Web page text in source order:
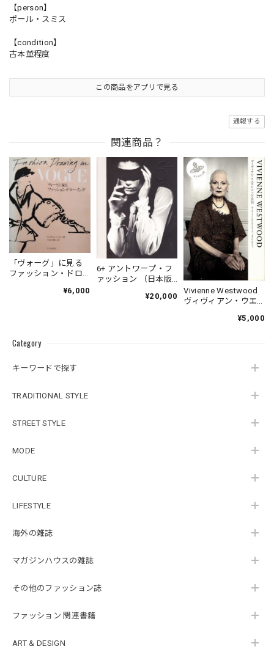
Category
キーワードで探す
TRADITIONAL STYLE
STREET STYLE
MODE
CULTURE
LIFESTYLE
海外の雑誌
マガジンハウスの雑誌
その他のファッション誌
ファッション 関連書籍
ART & DESIGN
【person】
ポール・スミス
【condition】
古本並程度
この商品をアプリで見る
通報する
関連商品？
「ヴォーグ」に見る
ファッション・ドロ
¥6,000
6+ アントワープ・フ
ァッション （日本版
¥20,000
Vivienne Westwood
ヴィヴィアン・ウエ
¥5,000